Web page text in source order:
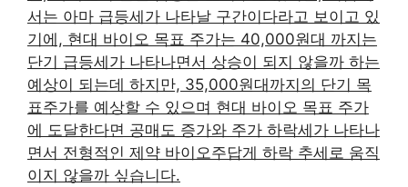
서는 아마 급등세가 나타날 구간이다라고 보이고 있
기에, 현대 바이오 목표 주가는 40,000원대 까지는
단기 급등세가 나타나면서 상승이 되지 않을까 하는
예상이 되는데 하지만, 35,000원대까지의 단기 목
표주가를 예상할 수 있으며 현대 바이오 목표 주가
에 도달한다면 공매도 증가와 주가 하락세가 나타나
면서 전형적인 제약 바이오주답게 하락 추세로 움직
이지 않을까 싶습니다.